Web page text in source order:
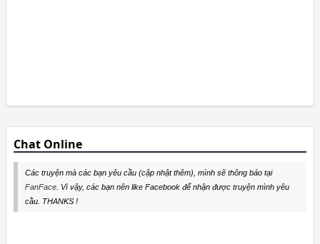
Chat Online
Các truyện mà các bạn yêu cầu (cập nhật thêm), mình sẽ thông báo tại
FanFace. Vì vậy, các bạn nên like Facebook để nhận được truyện mình yêu
cầu. THANKS !